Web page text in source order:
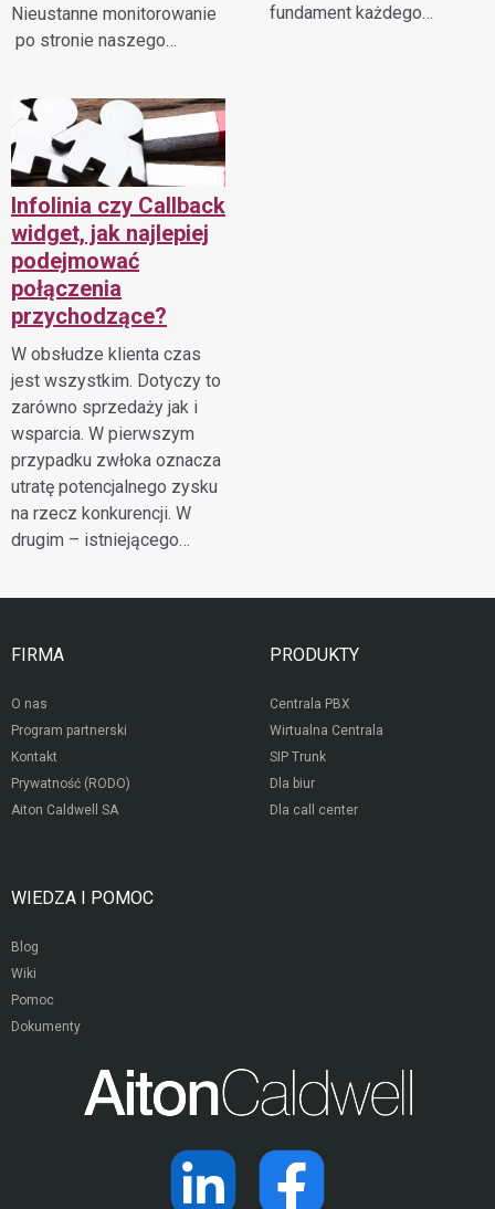
Nieustanne monitorowanie
po stronie naszego…
fundament każdego…
Infolinia czy Callback
widget, jak najlepiej
podejmować
połączenia
przychodzące?
W obsłudze klienta czas
jest wszystkim. Dotyczy to
zarówno sprzedaży jak i
wsparcia. W pierwszym
przypadku zwłoka oznacza
utratę potencjalnego zysku
na rzecz konkurencji. W
drugim – istniejącego…
FIRMA
O nas
Program partnerski
Kontakt
Prywatność (RODO)
Aiton Caldwell SA
PRODUKTY
Centrala PBX
Wirtualna Centrala
SIP Trunk
Dla biur
Dla call center
WIEDZA I POMOC
Blog
Wiki
Pomoc
Dokumenty